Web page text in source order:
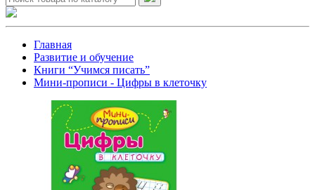
Главная
Развитие и обучение
Книги “Учимся писать”
Мини-прописи - Цифры в клеточку